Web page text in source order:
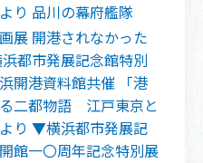
り 品川の幕府艦隊
展 開港されなかった
都市発展記念館特別
開港資料館共催 「港
二都物語 江戸東京と
り ▼横浜都市発展記
館一〇周年記念特別展